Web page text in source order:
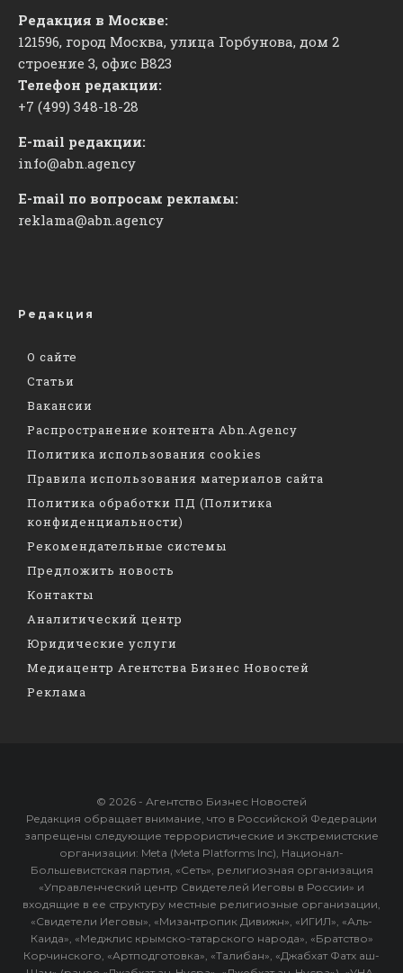
Редакция в Москве:
121596, город Москва, улица Горбунова, дом 2
строение 3, офис ​В823
Телефон редакции:
+7 (499) 348-18-28
E-mail редакции:
info@abn.agency
E-mail по вопросам рекламы:
reklama@abn.agency
Редакция
О сайте
Статьи
Вакансии
Распространение контента Abn.Agency
Политика использования cookies
Правила использования материалов сайта
Политика обработки ПД (Политика
конфиденциальности)
Рекомендательные системы
Предложить новость
Контакты
Аналитический центр
Юридические услуги
Медиацентр Агентства Бизнес Новостей
Реклама
© 2026 - Агентство Бизнес Новостей
Редакция обращает внимание, что в Российской Федерации
запрещены следующие террористические и экстремистские
организации: Meta (Meta Platforms Inc), Национал-
Большевистская партия, «Сеть», религиозная организация
«Управленческий центр Свидетелей Иеговы в России» и
входящие в ее структуру местные религиозные организации,
«Свидетели Иеговы», «Мизантропик Дивижн», «ИГИЛ», «Аль-
Каида», «Меджлис крымско-татарского народа», «Братство»
Корчинского, «Артподготовка», «Талибан», «Джабхат Фатх аш-